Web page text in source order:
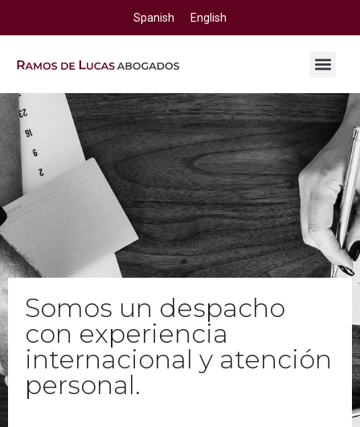
Spanish English
Somos un despacho
con experiencia
internacional y atención
personal.